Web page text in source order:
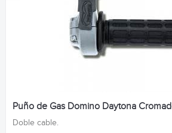
Puño de Gas Domino Daytona
Doble cable.